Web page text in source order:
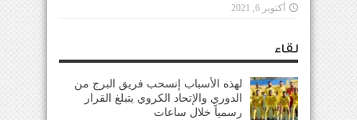
أكتوبر 6, 2021
لقاء
لهذه الأسباب إنسحب فريق البرج من
الدوري والإتحاد الكروي يتبلغ القرار
رسمياً خلال ساعات